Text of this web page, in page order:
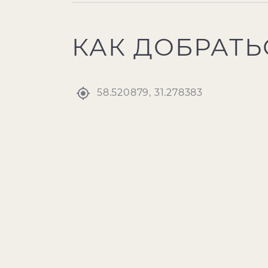
КАК
58.520879, 31.278383